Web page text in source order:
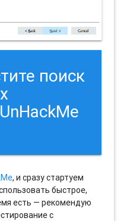
поиск
, и сразу стартуем
быстрое,
есть — рекомендую
с